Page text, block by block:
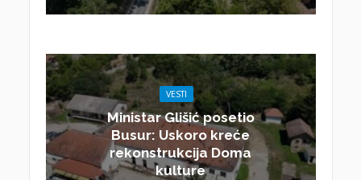
VESTI
Ministar Glišić posetio
Busur: Uskoro kreće
rekonstrukcija Doma
kulture